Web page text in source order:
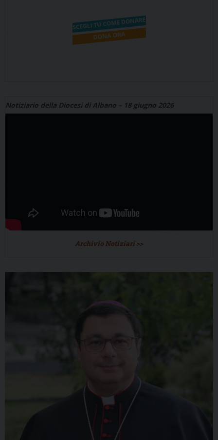
Notiziario della Diocesi di Albano – 18 giugno 2026
Archivio Notiziari >>